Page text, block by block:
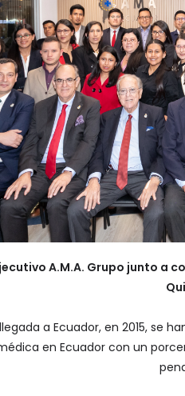
A.M.A. Grupo junto a
a Ecuador, en 2015, se
en Ecuador con un